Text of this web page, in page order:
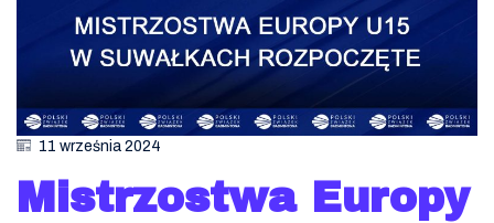
11 września 2024
Mistrzostwa Europy